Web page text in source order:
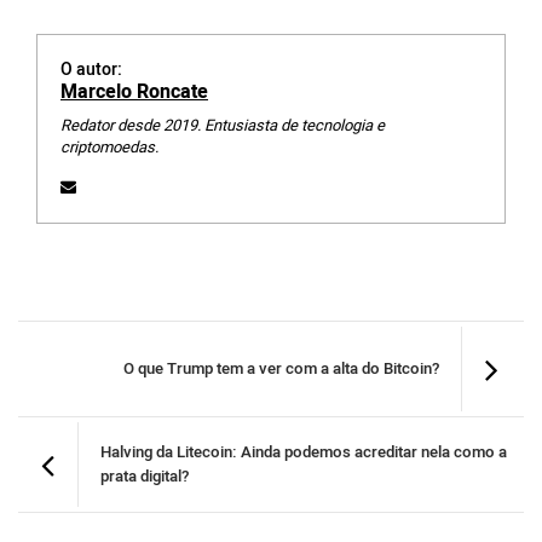
O autor:
Marcelo Roncate
Redator desde 2019. Entusiasta de tecnologia e
criptomoedas.
O que Trump tem a ver com a alta do Bitcoin?
Halving da Litecoin: Ainda podemos acreditar nela como a
prata digital?